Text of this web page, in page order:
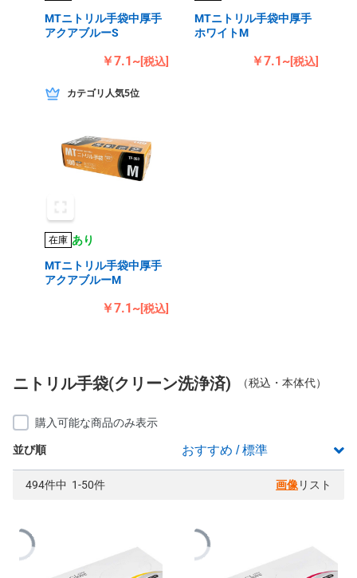
MTニトリル手袋中厚手
アクアブルーS
￥7.1~[税込]
MTニトリル手袋中厚手
ホワイトM
￥7.1~[税込]
カテゴリ人気5位
在庫 あり
MTニトリル手袋中厚手
アクアブルーM
￥7.1~[税込]
ニトリル手袋(クリーン洗浄済) （税込・本体代）
購入可能な商品のみ表示
並び順
494件中 1-50件 画像 リスト